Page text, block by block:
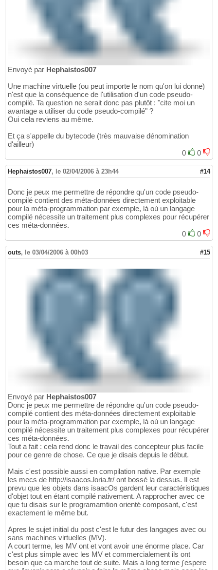
Envoyé par Hephaistos007
Une machine virtuelle (ou peut importe le nom qu'on lui donne)
n'est que la conséquence de l'utilisation d'un code pseudo-
compilé. Ta question ne serait donc pas plutôt : "cite moi un
avantage a utiliser du code pseudo-compilé" ?
Oui cela reviens au même.
Et ça s'appelle du bytecode (très mauvaise dénomination
d'ailleur)
0
0
Hephaistos007, le 02/04/2006 à 23h44 #14
Donc je peux me permettre de répondre qu'un code pseudo-
compilé contient des méta-données directement exploitable
pour la méta-programmation par exemple, là où un langage
compilé nécessite un traitement plus complexes pour récupérer
ces méta-données.
0
0
outs, le 03/04/2006 à 00h03 #15
Envoyé par Hephaistos007
Donc je peux me permettre de répondre qu'un code pseudo-
compilé contient des méta-données directement exploitable
pour la méta-programmation par exemple, là où un langage
compilé nécessite un traitement plus complexes pour récupérer
ces méta-données.
Tout a fait : cela rend donc le travail des concepteur plus facile
pour ce genre de chose. Ce que je disais depuis le début.
Mais c'est possible aussi en compilation native. Par exemple
les mecs de http://isaacos.loria.fr/ ont bossé la dessus. Il est
prevu que les objets dans isaacOs gardent leur caractéristiques
d'objet tout en étant compilé nativement. A rapprocher avec ce
que tu disais sur le programamtion orienté composant, c'est
exactement le même but.
Apres le sujet initial du post c'est le futur des langages avec ou
sans machines virtuelles (MV).
A court terme, les MV ont et vont avoir une énorme place. Car
c'est plus simple avec les MV et commercialement ils ont
besoin que ca marche tout de suite. Mais a long terme j'espere